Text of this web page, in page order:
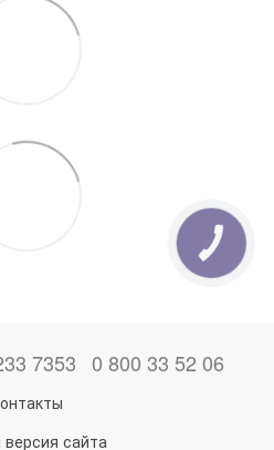
7353 0 800 33 52 06
сайта
КНОПКА
ЗВ'ЯЗКУ